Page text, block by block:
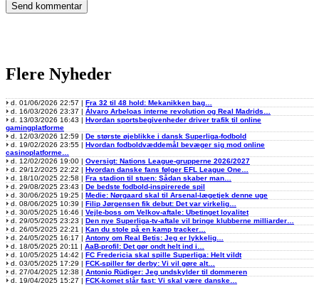
Flere Nyheder
d. 01/06/2026 22:57 | Fra 32 til 48 hold: Mekanikken bag…
d. 16/03/2026 23:37 | Álvaro Arbeloas interne revolution og Real Madrids…
d. 13/03/2026 16:43 | Hvordan sportsbegivenheder driver trafik til online
gamingplatforme
d. 12/03/2026 12:59 | De største øjeblikke i dansk Superliga-fodbold
d. 19/02/2026 23:55 | Hvordan fodboldvæddemål bevæger sig mod online
casinoplatforme…
d. 12/02/2026 19:00 | Oversigt: Nations League-grupperne 2026/2027
d. 29/12/2025 22:22 | Hvordan danske fans følger EFL League One…
d. 18/10/2025 22:58 | Fra stadion til stuen: Sådan skaber man…
d. 29/08/2025 23:43 | De bedste fodbold-inspirerede spil
d. 30/06/2025 19:25 | Medie: Nørgaard skal til Arsenal-lægetjek denne uge
d. 08/06/2025 10:39 | Filip Jørgensen fik debut: Det var virkelig…
d. 30/05/2025 16:46 | Vejle-boss om Velkov-aftale: Ubetinget loyalitet
d. 29/05/2025 23:23 | Den nye Superliga-tv-aftale vil bringe klubberne milliarder…
d. 26/05/2025 22:21 | Kan du stole på en kamp tracker…
d. 24/05/2025 16:17 | Antony om Real Betis: Jeg er lykkelig…
d. 18/05/2025 20:11 | AaB-profil: Det gør ondt helt ind i…
d. 10/05/2025 14:42 | FC Fredericia skal spille Superliga: Helt vildt
d. 03/05/2025 17:29 | FCK-spiller før derby: Vi vil gøre alt…
d. 27/04/2025 12:38 | Antonio Rüdiger: Jeg undskylder til dommeren
d. 19/04/2025 15:27 | FCK-komet slår fast: Vi skal være danske…